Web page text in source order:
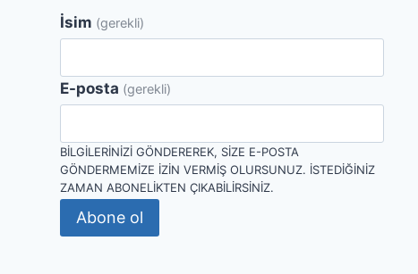
İsim (gerekli)
E-posta (gerekli)
BILGILERINIZI GÖNDEREREK, SIZE E-POSTA
GÖNDERMEMIZE IZIN VERMIŞ OLURSUNUZ. İSTEDIĞINIZ
ZAMAN ABONELIKTEN ÇIKABILIRSINIZ.
Abone ol